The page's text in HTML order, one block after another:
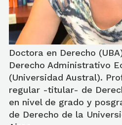
Doctora en Derecho
Derecho Administrativo
(Universidad Austral).
regular -titular- de
en nivel de grado y
de Derecho de la